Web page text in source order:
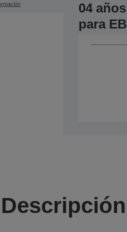
04
para
Descripción